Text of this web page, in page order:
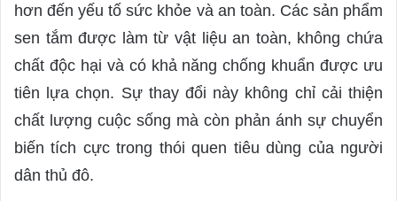
hơn đến yếu tố sức khỏe và an toàn. Các sản phẩm
sen tắm được làm từ vật liệu an toàn, không chứa
chất độc hại và có khả năng chống khuẩn được ưu
tiên lựa chọn. Sự thay đổi này không chỉ cải thiện
chất lượng cuộc sống mà còn phản ánh sự chuyển
biến tích cực trong thói quen tiêu dùng của người
dân thủ đô.